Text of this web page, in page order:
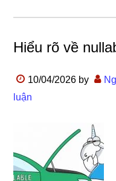
Hiểu rõ về
10/04/2026 by
luận